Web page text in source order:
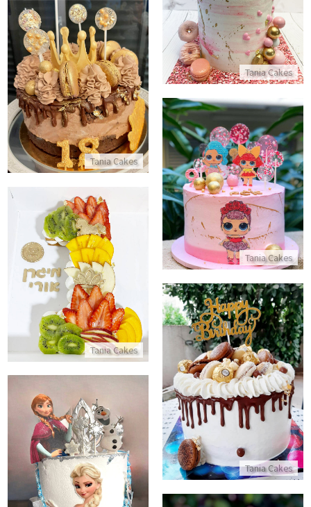
Tania Cakes
התקשר/י
Tania Cakes
עוגת מוס שוקולד מעוצבת לגיל 18
התקשר/י
Tania Cakes
עוגת לול מעוצבת LOL
התקשר/י
Tania Cakes
עוגת מספרים 1
התקשר/י
Tania Cakes
עוגת דריפ קייק וממתקים
התקשר/י
עוגת פרוזן אלזה ואנה
התקשר/י